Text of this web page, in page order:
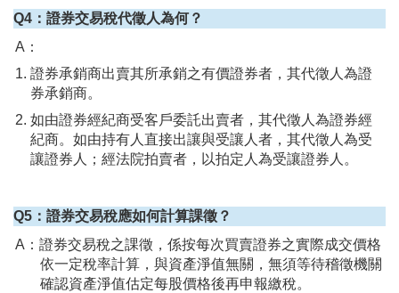
Q4：證券交易稅代徵人為何？
A：
證券承銷商出賣其所承銷之有價證券者，其代徵人為證
券承銷商。
如由證券經紀商受客戶委託出賣者，其代徵人為證券經
紀商。如由持有人直接出讓與受讓人者，其代徵人為受
讓證券人；經法院拍賣者，以拍定人為受讓證券人。
Q5：證券交易稅應如何計算課徵？
A：證券交易稅之課徵，係按每次買賣證券之實際成交價格
依一定稅率計算，與資產淨值無關，無須等待稽徵機關
確認資產淨值估定每股價格後再申報繳稅。